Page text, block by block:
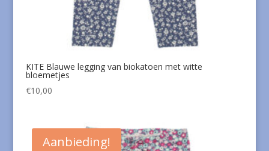
KITE Blauwe legging van biokatoen met witte
bloemetjes
€10,00
Aanbieding!